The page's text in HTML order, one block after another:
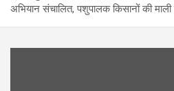
अभियान संचालित, पशुपालक किसानों की